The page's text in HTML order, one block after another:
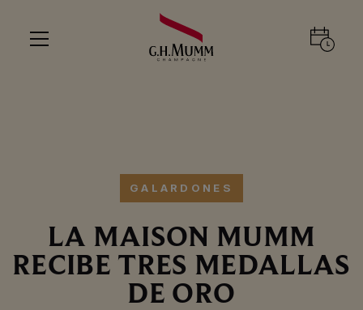
GALARDONES
LA MAISON MUMM
RECIBE TRES MEDALLAS
DE ORO